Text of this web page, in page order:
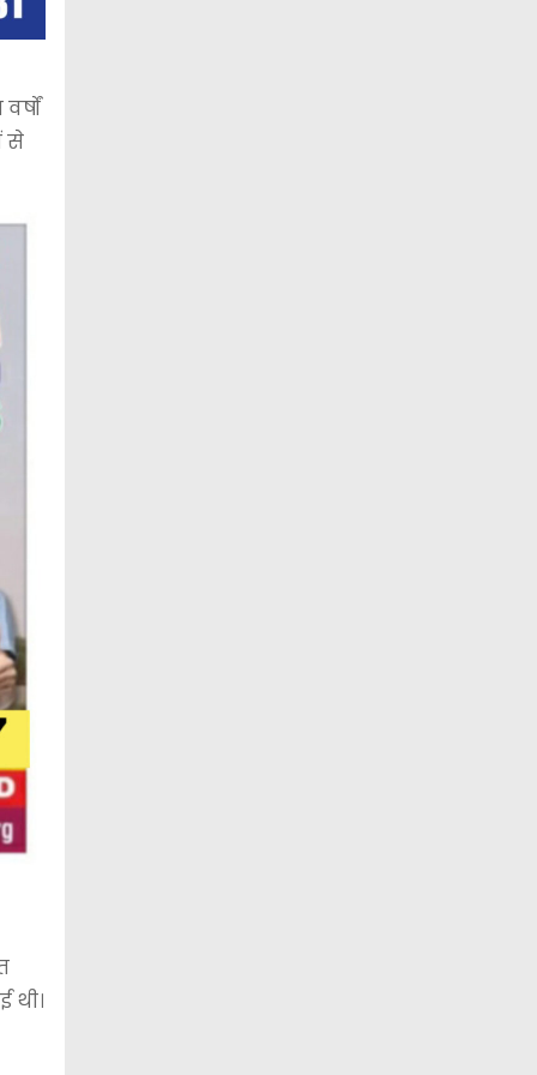
से
थी।